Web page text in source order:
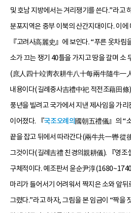
및 호남 지방에서는 겨리쟁기를 쓴다.”라고
분포지역은 중부 이북의 산간지대이다. 이에
『고려사高麗史』에 보인다. “푸른 옷차림
소가 끄는 쟁기 40틀을 가지고 땅을 갈며 소
(庶人四十竝靑衣耕牛八十每兩牛隨牛一
내용이다(길례중사吉禮中祀 적전조藉田條
풍년을 빌려고 국가에서 지낸 제사임을 가
이어졌다. 『국조오례의國朝五禮儀』의 “
끝을 잡고 뒤에서 따라간다(兩牛共一轡 從
그것이다(길례吉禮 친경의親耕儀). 『영조
구체적이다. 예조판서 윤순尹淳
마리가 들어서기 어려워서 짝지은 소와 앞뒤
그렸다.”라고 하자, 그림을 본 임금이 “짝을